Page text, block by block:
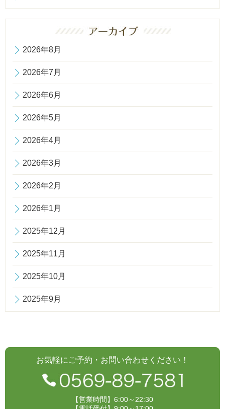
2026年8月
2026年7月
2026年6月
2026年5月
2026年4月
2026年3月
2026年2月
2026年1月
2025年12月
2025年11月
2025年10月
2025年9月
お気軽にご予約・お問い合わせください！
【営業時間】6:00～22:30